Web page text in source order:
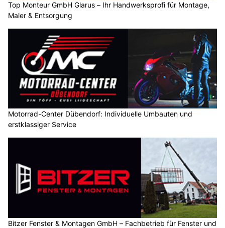
Top Monteur GmbH Glarus – Ihr Handwerksprofi für Montage,
Maler & Entsorgung
Motorrad-Center Dübendorf: Individuelle Umbauten und
erstklassiger Service
Bitzer Fenster & Montagen GmbH – Fachbetrieb für Fenster und